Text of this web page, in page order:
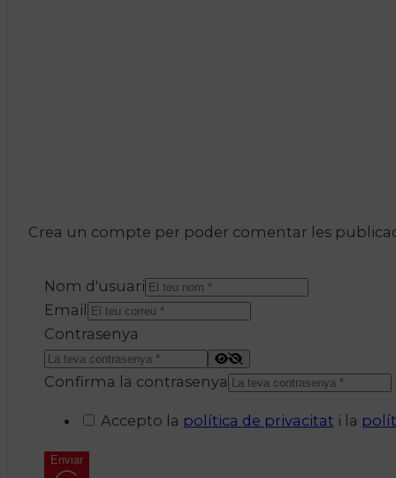
Crea un compte per poder comentar les
Nom d'usuari
Email
Contrasenya
Confirma la contrasenya
Accepto la política de privacitat i la
Enviar